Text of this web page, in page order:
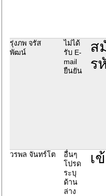
รุ่งภพ จรัส
พัฒน์
ไม่ได้
รับ E-
mail
ยืนยัน
ส
ร
วรพล จันทร์โต
อื่นๆ
โปรด
ระบุ
ด้าน
ล่าง
เ